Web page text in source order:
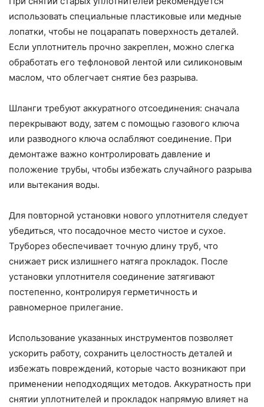
использовать специальные пластиковые или медные
лопатки, чтобы не поцарапать поверхность деталей.
Если уплотнитель прочно закреплен, можно слегка
обработать его тефлоновой лентой или силиконовым
маслом, что облегчает снятие без разрыва.
Шланги требуют аккуратного отсоединения: сначала
перекрывают воду, затем с помощью газового ключа
или разводного ключа ослабляют соединение. При
демонтаже важно контролировать давление и
положение трубы, чтобы избежать случайного разрыва
или вытекания воды.
Для повторной установки нового уплотнителя следует
убедиться, что посадочное место чистое и сухое.
Труборез обеспечивает точную длину труб, что
снижает риск излишнего натяга прокладок. После
установки уплотнителя соединение затягивают
постепенно, контролируя герметичность и
равномерное прилегание.
Использование указанных инструментов позволяет
ускорить работу, сохранить целостность деталей и
избежать повреждений, которые часто возникают при
применении неподходящих методов. Аккуратность при
снятии уплотнителей и прокладок напрямую влияет на